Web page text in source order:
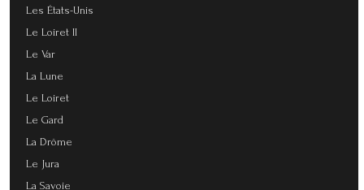
Les États-Unis
Le Loiret II
Le Var
La Lune
Le Loiret
Le Gard
La Drôme
Le Jura
La Savoie